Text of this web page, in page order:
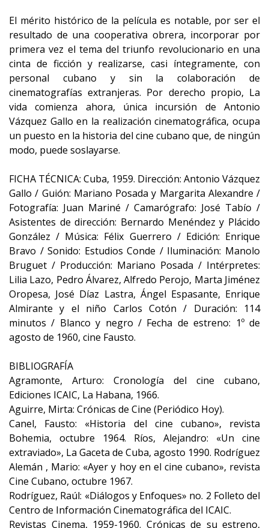
El mérito histórico de la película es notable, por ser el
resultado de una cooperativa obrera, incorporar por
primera vez el tema del triunfo revolucionario en una
cinta de ficción y realizarse, casi íntegramente, con
personal cubano y sin la colaboración de
cinematografías extranjeras. Por derecho propio, La
vida comienza ahora, única incursión de Antonio
Vázquez Gallo en la realización cinematográfica, ocupa
un puesto en la historia del cine cubano que, de ningún
modo, puede soslayarse.
FICHA TÉCNICA: Cuba, 1959. Dirección: Antonio Vázquez
Gallo / Guión: Mariano Posada y Margarita Alexandre /
Fotografía: Juan Mariné / Camarógrafo: José Tabío /
Asistentes de dirección: Bernardo Menéndez y Plácido
González / Música: Félix Guerrero / Edición: Enrique
Bravo / Sonido: Estudios Conde / Iluminación: Manolo
Bruguet / Producción: Mariano Posada / Intérpretes:
Lilia Lazo, Pedro Álvarez, Alfredo Perojo, Marta Jiménez
Oropesa, José Díaz Lastra, Ángel Espasante, Enrique
Almirante y el niño Carlos Cotón / Duración: 114
minutos / Blanco y negro / Fecha de estreno: 1º de
agosto de 1960, cine Fausto.
BIBLIOGRAFÍA
Agramonte, Arturo: Cronología del cine cubano,
Ediciones ICAIC, La Habana, 1966.
Aguirre, Mirta: Crónicas de Cine (Periódico Hoy).
Canel, Fausto: «Historia del cine cubano», revista
Bohemia, octubre 1964. Ríos, Alejandro: «Un cine
extraviado», La Gaceta de Cuba, agosto 1990. Rodríguez
Alemán , Mario: «Ayer y hoy en el cine cubano», revista
Cine Cubano, octubre 1967.
Rodríguez, Raúl: «Diálogos y Enfoques» no. 2 Folleto del
Centro de Información Cinematográfica del ICAIC.
Revistas Cinema, 1959-1960. Crónicas de su estreno,